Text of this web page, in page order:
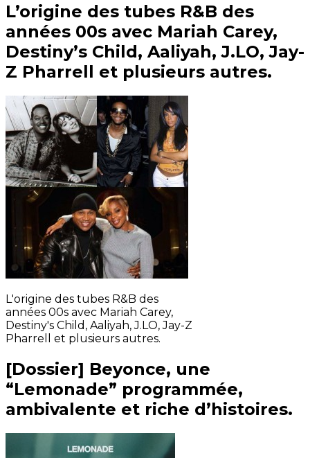
L’origine des tubes R&B des
années 00s avec Mariah Carey,
Destiny’s Child, Aaliyah, J.LO, Jay-
Z Pharrell et plusieurs autres.
L'origine des tubes R&B des
années 00s avec Mariah Carey,
Destiny's Child, Aaliyah, J.LO, Jay-Z
Pharrell et plusieurs autres.
[Dossier] Beyonce, une
“Lemonade” programmée,
ambivalente et riche d’histoires.